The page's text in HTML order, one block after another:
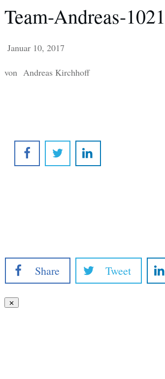
Team-Andreas-1021
Januar 10, 2017
von Andreas Kirchhoff
Share Tweet